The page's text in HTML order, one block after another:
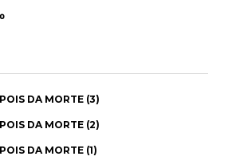
DA MORTE (3)
DA MORTE (2)
DA MORTE (1)